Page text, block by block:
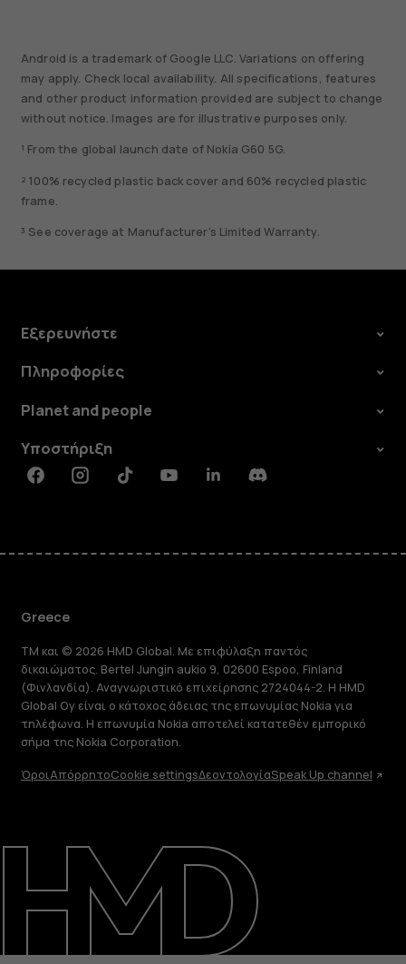
ανακύκλωση
Υποστήριξη
Greece
Android is a trademark of Google LLC. Variations on offering
may apply. Check local availability. All specifications, features
and other product information provided are subject to change
without notice. Images are for illustrative purposes only.
¹ From the global launch date of Nokia G60 5G.
² 100% recycled plastic back cover and 60% recycled plastic
frame.
³ See coverage at Manufacturer's Limited Warranty.
Εξερευνήστε
Πληροφορίες
Planet and people
Υποστήριξη
FacebookInstagramTiktokYoutubeLinkedinDiscord
Greece
TM και © 2026 HMD Global. Με επιφύλαξη παντός
δικαιώματος. Bertel Jungin aukio 9, 02600 Espoo, Finland
(Φινλανδία). Αναγνωριστικό επιχείρησης 2724044-2. Η HMD
Global Oy είναι ο κάτοχος άδειας της επωνυμίας Nokia για
τηλέφωνα. Η επωνυμία Nokia αποτελεί κατατεθέν εμπορικό
σήμα της Nokia Corporation.
ΌροιΑπόρρητοCookie settingsΔεοντολογίαSpeak Up channel